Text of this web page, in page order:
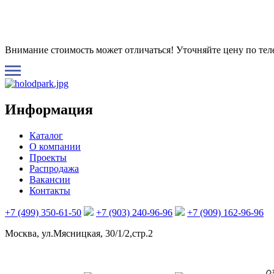
Внимание стоимость может отличаться! Уточняйте цену по
Информация
Каталог
О компании
Проекты
Распродажа
Вакансии
Контакты
+7 (499) 350-61-50 +7 (903) 240-96-96
+7 (909) 162-96-96
Москва, ул.Мясницкая, 30/1/2,стр.2